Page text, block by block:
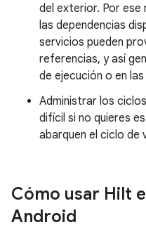
del exterior. Por ese
las dependencias
servicios pueden
referencias, y así
de ejecución o en
Administrar los
difícil si no quieres
abarquen el ciclo de
Cómo usar Hilt
Android